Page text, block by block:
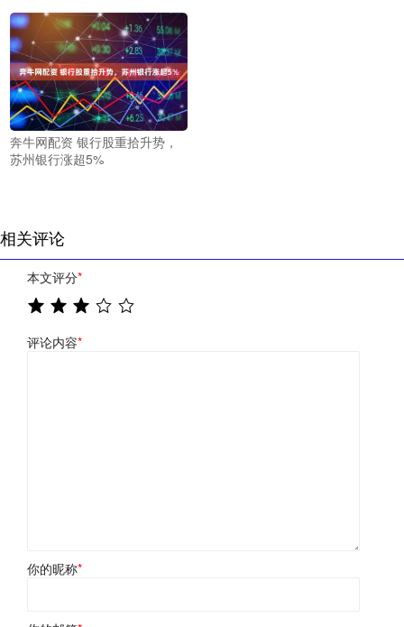
奔牛网配资 银行股重拾升势，
苏州银行涨超5%
相关评论
本文评分*
评论内容*
你的昵称*